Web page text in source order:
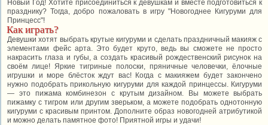
Новый Год! Хотите присоединиться к девушкам и вместе подготовиться к
празднику? Тогда, добро пожаловать в игру "Новогоднее Кигуруми для
Принцесс"!
Как играть?
Девушки хотят выбрать крутые кигуруми и сделать праздничный макияж с
элементами фейс арта. Это будет круто, ведь вы сможете не просто
накрасить глаза и губы, а создать красивый рождественский рисунок на
своём лице! Яркие тигриные полоски, пряничные человечки, ёлочные
игрушки и море блёсток ждут вас! Когда с макияжем будет закончено
нужно подобрать прикольную кигуруми для каждой принцессы. Кигуруми
— это пижама комбинезон с крутым дизайном. Вы можете выбрать
пижамку с тигром или другим зверьком, а можете подобрать однотонную
кигуруми с красивым принтом. Дополните образ новогодней атрибутикой
и можно делать памятное фото! Приятной игры и удачи!